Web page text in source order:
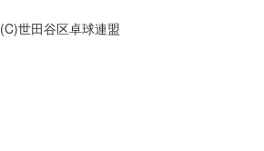
(C)世田谷区卓球連盟